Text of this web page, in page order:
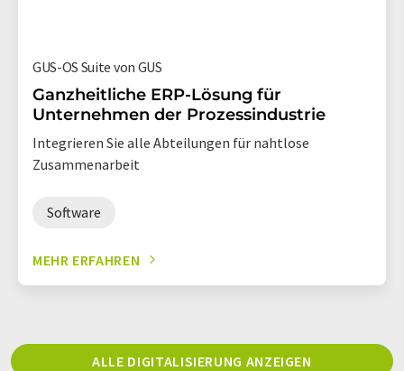
GUS-OS Suite von GUS
Ganzheitliche ERP-Lösung für
Unternehmen der Prozessindustrie
Integrieren Sie alle Abteilungen für nahtlose
Zusammenarbeit
Software
MEHR ERFAHREN
ALLE DIGITALISIERUNG ANZEIGEN